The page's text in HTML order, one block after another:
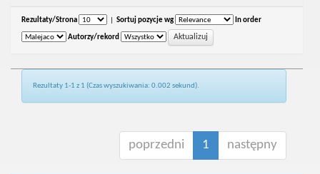
Rezultaty/Strona Sortuj pozycje wg In order
Autorzy/rekord
Rezultaty 1-1 z 1 (Czas wyszukiwania: 0.002 sekund).
poprzedni 1 następny